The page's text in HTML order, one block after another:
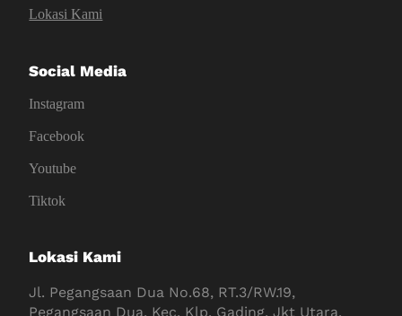
Lokasi Kami
Social Media
Instagram
Facebook
Youtube
Tiktok
Lokasi Kami
Jl. Pegangsaan Dua No.68, RT.3/RW.19,
Pegangsaan Dua, Kec. Klp. Gading, Jkt Utara,